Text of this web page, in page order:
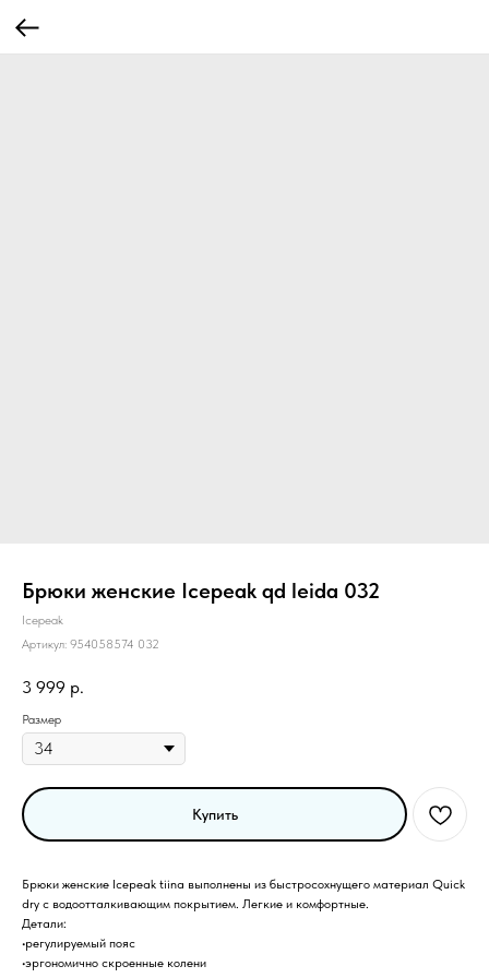
Брюки женские Icepeak qd leida 032
Icepeak
Артикул: 954058574 032
3 999 р.
Размер
Купить
Брюки женские Icepeak tiina выполнены из быстросохнущего материал Quick
dry с водоотталкивающим покрытием. Легкие и комфортные.
Детали:
•регулируемый пояс
•эргономично скроенные колени